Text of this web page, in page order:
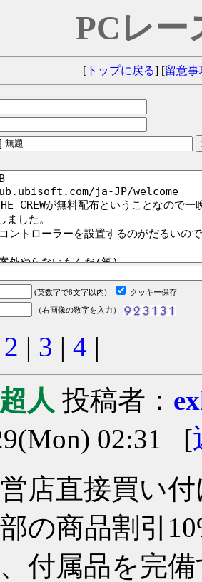
PCレー
[ トップに戻る] [留意事
(英数字で8文字以内) クッキー保存
（右画像の数字を入力）
2 | 3 | 4 |
人 投稿者：
02:31 [
店直接買い
の商品割引
付属品を完